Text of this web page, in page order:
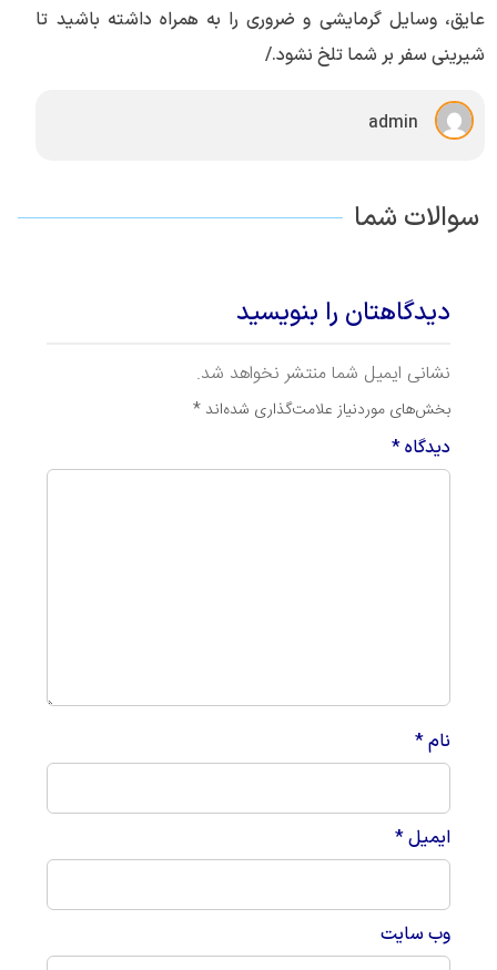
عایق، وسایل گرمایشی و ضروری را به همراه داشته باشید تا
شیرینی سفر بر شما تلخ نشود./
admin
سوالات شما
دیدگاهتان را بنویسید
نشانی ایمیل شما منتشر نخواهد شد.
بخش‌های موردنیاز علامت‌گذاری شده‌اند *
دیدگاه*
نام*
ایمیل*
وب‌ سایت